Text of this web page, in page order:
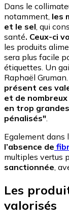
Dans le
notamment, les
et le sel , qui
santé. Ceux-ci
les produits
sera plus facile
étiquettes. Un
Raphaël
présent ces
et de
en trop
pénalisés"
Egalement dans
l’absence de
multiples vertus
sanctionnée ,
Les
valorisés